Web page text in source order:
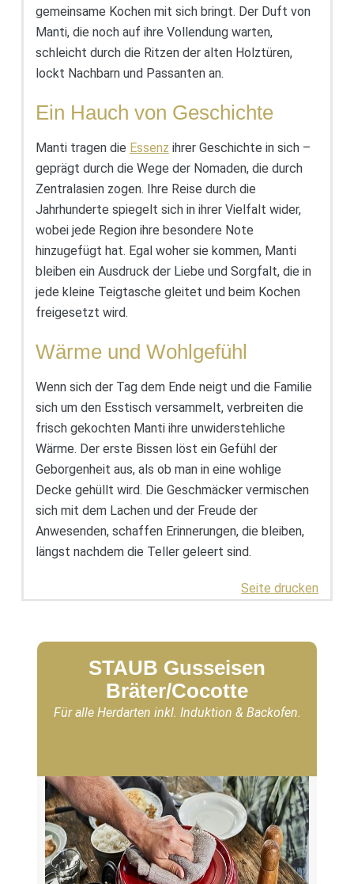
gemeinsame Kochen mit sich bringt. Der Duft von
Manti, die noch auf ihre Vollendung warten,
schleicht durch die Ritzen der alten Holztüren,
lockt Nachbarn und Passanten an.
Ein Hauch von Geschichte
Manti tragen die Essenz ihrer Geschichte in sich –
geprägt durch die Wege der Nomaden, die durch
Zentralasien zogen. Ihre Reise durch die
Jahrhunderte spiegelt sich in ihrer Vielfalt wider,
wobei jede Region ihre besondere Note
hinzugefügt hat. Egal woher sie kommen, Manti
bleiben ein Ausdruck der Liebe und Sorgfalt, die in
jede kleine Teigtasche gleitet und beim Kochen
freigesetzt wird.
Wärme und Wohlgefühl
Wenn sich der Tag dem Ende neigt und die Familie
sich um den Esstisch versammelt, verbreiten die
frisch gekochten Manti ihre unwiderstehliche
Wärme. Der erste Bissen löst ein Gefühl der
Geborgenheit aus, als ob man in eine wohlige
Decke gehüllt wird. Die Geschmäcker vermischen
sich mit dem Lachen und der Freude der
Anwesenden, schaffen Erinnerungen, die bleiben,
längst nachdem die Teller geleert sind.
Seite drucken
STAUB Gusseisen
Bräter/Cocotte
Für alle Herdarten inkl. Induktion & Backofen.